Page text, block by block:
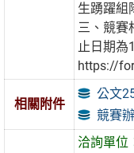
生踴躍組
三、競賽
止日期為
https://
相關附件
公文
競賽
洽詢單位